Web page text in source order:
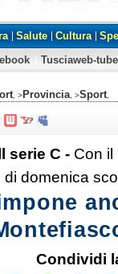
Salute Cultura
Tusciaweb-tube
, >Provincia , >Sport
serie C - Con il
di domenica
Condividi